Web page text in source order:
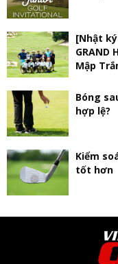
[Nhật ký
GRAND
Mập
Bóng
hợp lệ?
Kiểm
tốt hơn